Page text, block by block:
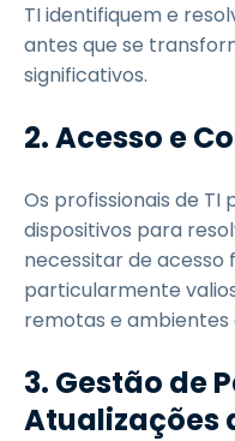
TI identifiquem e
antes que se
significativos.
2. Acesso e
Os profissionais de
dispositivos para
necessitar de acesso
particularmente
remotas e ambientes
3. Gestão de
Atualizações